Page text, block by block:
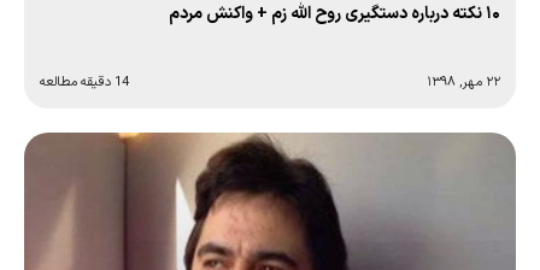
۱۰ نکته درباره دستگیری روح الله زم + واکنش مردم
۲۲ مهر, ۱۳۹۸ 14 دقیقه مطالعه